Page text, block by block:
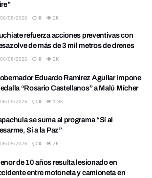
06/08/2026 0 2K
refuerza acciones preventivas con
de más de 3 mil metros de drenes
06/08/2026 0 2K
Eduardo Ramírez Aguilar impone
“Rosario Castellanos” a Malú Mícher
06/08/2026 0 1.9K
se suma al programa “Sí al
Sí a la Paz”
06/08/2026 0 2K
de 10 años resulta lesionado en
entre motoneta y camioneta en